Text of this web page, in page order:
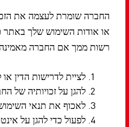
החברה שומרת לעצמה את
או אודות השימוש שלך באתר
רשות ממך אם החברה מאמינה
לציית לדרישות הדין
להגן על זכויותיה של
לאכוף את תנאי
לפעול כדי להגן על